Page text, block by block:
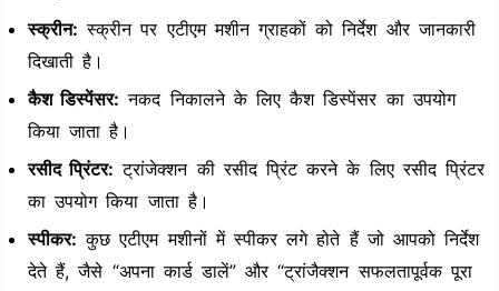
स्क्रीन: स्क्रीन पर एटीएम मशीन ग्राहकों को निर्देश और जानकारी
दिखाती है।
कैश डिस्पेंसर: नकद निकालने के लिए कैश डिस्पेंसर का उपयोग
किया जाता है।
रसीद प्रिंटर: ट्रांजेक्शन की रसीद प्रिंट करने के लिए रसीद प्रिंटर
का उपयोग किया जाता है।
स्पीकर: कुछ एटीएम मशीनों में स्पीकर लगे होते हैं जो आपको निर्देश
देते हैं, जैसे “अपना कार्ड डालें” और “ट्रांजैक्शन सफलतापूर्वक पूरा